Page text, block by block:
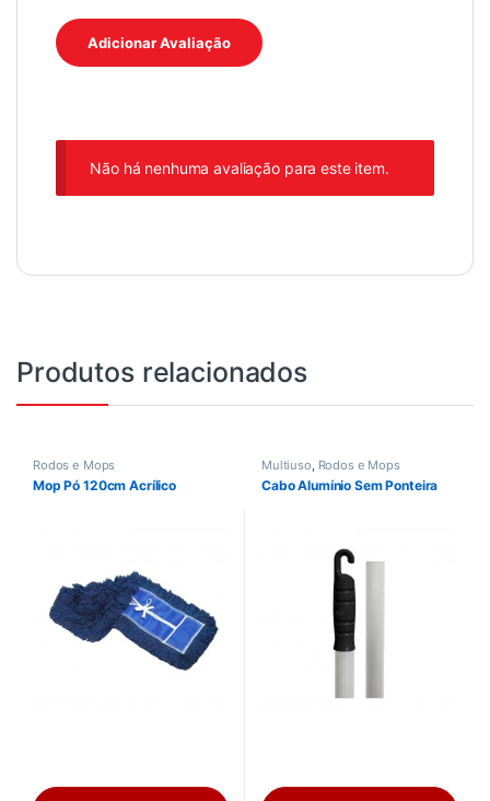
Não há nenhuma avaliação para este item.
Produtos relacionados
Rodos e Mops
Mop Pó 120cm Acrílico
Multiuso, Rodos e Mops
Cabo Alumínio Sem Ponteira